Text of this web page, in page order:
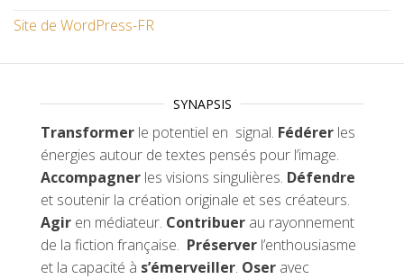
Site de WordPress-FR
SYNAPSIS
Transformer le potentiel en signal. Fédérer les
énergies autour de textes pensés pour l’image.
Accompagner les visions singulières. Défendre
et soutenir la création originale et ses créateurs.
Agir en médiateur. Contribuer au rayonnement
de la fiction française. Préserver l’enthousiasme
et la capacité à s’émerveiller. Oser avec